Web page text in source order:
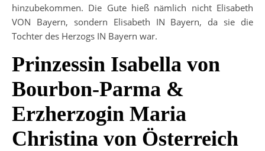
hinzubekommen. Die Gute hieß nämlich nicht Elisabeth
VON Bayern, sondern Elisabeth IN Bayern, da sie die
Tochter des Herzogs IN Bayern war.
Prinzessin Isabella von
Bourbon-Parma &
Erzherzogin Maria
Christina von Österreich